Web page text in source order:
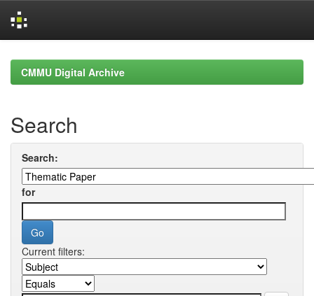
navigationCMMU Digital Archive
Search
Search:
for
Current filters: